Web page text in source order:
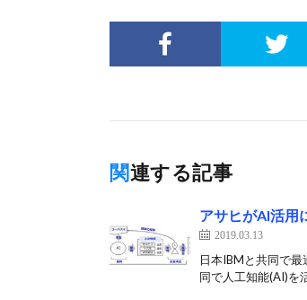
関連する記事
アサヒがAI活用
2019.03.13
日本IBMと共同で
同で人工知能(AI)を